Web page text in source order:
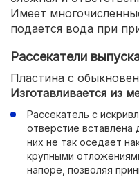
Имеет
подается вода при
Рассекатели
Пластина с
Изготавливается из
Рассекатель с
отверстие вставлена
них не так оседает
крупными
напоре, позволяя